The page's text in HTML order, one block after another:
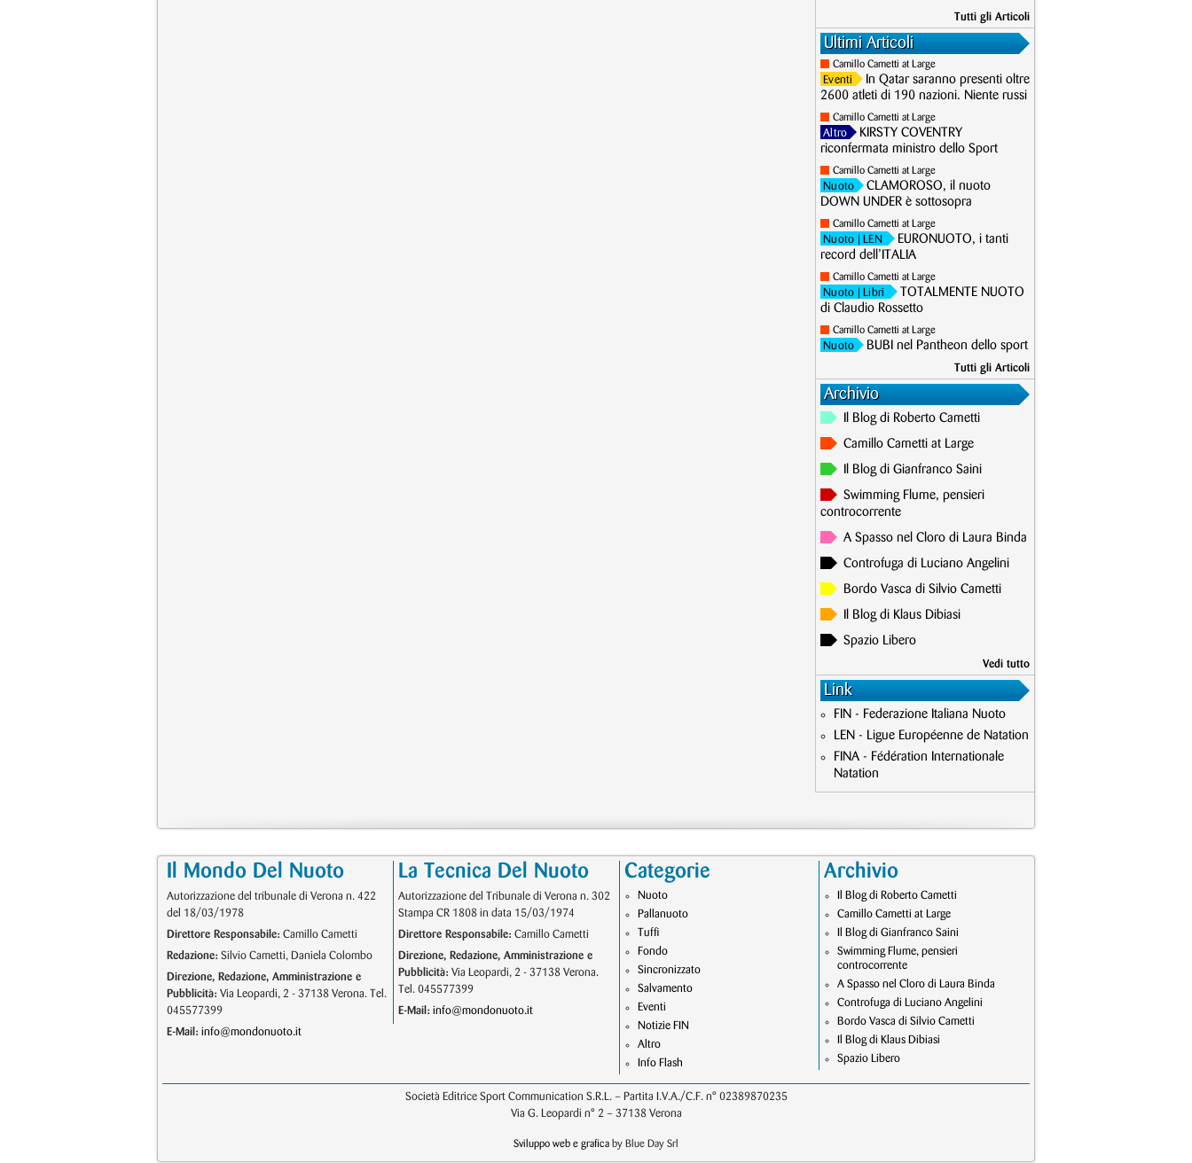
Tutti gli Articoli
Ultimi Articoli
Camillo Cametti at Large
Eventi
In Qatar saranno presenti oltre
2600 atleti di 190 nazioni. Niente russi
Camillo Cametti at Large
Altro
KIRSTY COVENTRY
riconfermata ministro dello Sport
Camillo Cametti at Large
Nuoto
CLAMOROSO, il nuoto
DOWN UNDER è sottosopra
Camillo Cametti at Large
Nuoto | LEN
EURONUOTO, i tanti
record dell’ITALIA
Camillo Cametti at Large
Nuoto | Libri
TOTALMENTE NUOTO
di Claudio Rossetto
Camillo Cametti at Large
Nuoto BUBI nel Pantheon dello sport
Tutti gli Articoli
Archivio
Il Blog di Roberto Cametti
Camillo Cametti at Large
Il Blog di Gianfranco Saini
Swimming Flume, pensieri
controcorrente
A Spasso nel Cloro di Laura Binda
Controfuga di Luciano Angelini
Bordo Vasca di Silvio Cametti
Il Blog di Klaus Dibiasi
Spazio Libero
Vedi tutto
Link
FIN - Federazione Italiana Nuoto
LEN - Ligue Européenne de Natation
FINA - Fédération Internationale
Natation
Il Mondo Del Nuoto
Autorizzazione del tribunale di Verona n. 422
del 18/03/1978
Direttore Responsabile: Camillo Cametti
Redazione: Silvio Cametti, Daniela Colombo
Direzione, Redazione, Amministrazione e
Pubblicità: Via Leopardi, 2 - 37138 Verona. Tel.
045577399
E-Mail: info@mondonuoto.it
La Tecnica Del Nuoto
Autorizzazione del Tribunale di Verona n. 302
Stampa CR 1808 in data 15/03/1974
Direttore Responsabile: Camillo Cametti
Direzione, Redazione, Amministrazione e
Pubblicità: Via Leopardi, 2 - 37138 Verona.
Tel. 045577399
E-Mail: info@mondonuoto.it
Categorie
Nuoto
Pallanuoto
Tuffi
Fondo
Sincronizzato
Salvamento
Eventi
Notizie FIN
Altro
Info Flash
Archivio
Il Blog di Roberto Cametti
Camillo Cametti at Large
Il Blog di Gianfranco Saini
Swimming Flume, pensieri
controcorrente
A Spasso nel Cloro di Laura Binda
Controfuga di Luciano Angelini
Bordo Vasca di Silvio Cametti
Il Blog di Klaus Dibiasi
Spazio Libero
Società Editrice Sport Communication S.R.L. – Partita I.V.A./C.F. n° 02389870235
Via G. Leopardi n° 2 – 37138 Verona
Sviluppo web e grafica by Blue Day Srl